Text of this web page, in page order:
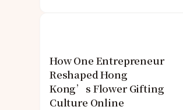
How One Entrepreneur
Reshaped Hong
Kong’s Flower Gifting
Culture Online